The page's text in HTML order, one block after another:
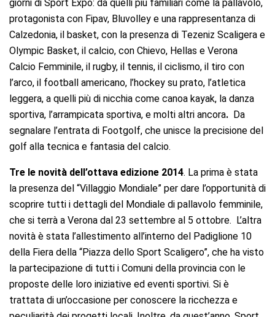
giorni di Sport Expo: da quelli più familiari come la pallavolo,
protagonista con Fipav, Bluvolley e una rappresentanza di
Calzedonia, il basket, con la presenza di Tezeniz Scaligera e
Olympic Basket, il calcio, con Chievo, Hellas e Verona
Calcio Femminile, il rugby, il tennis, il ciclismo, il tiro con
l’arco, il football americano, l’hockey su prato, l’atletica
leggera, a quelli più di nicchia come canoa kayak, la danza
sportiva, l’arrampicata sportiva, e molti altri ancora. Da
segnalare l’entrata di Footgolf, che unisce la precisione del
golf alla tecnica e fantasia del calcio.
Tre le novità dell’ottava edizione 2014. La prima è stata
la presenza del “Villaggio Mondiale” per dare l’opportunità di
scoprire tutti i dettagli del Mondiale di pallavolo femminile,
che si terrà a Verona dal 23 settembre al 5 ottobre. L’altra
novità è stata l’allestimento all’interno del Padiglione 10
della Fiera della “Piazza dello Sport Scaligero”, che ha visto
la partecipazione di tutti i Comuni della provincia con le
proposte delle loro iniziative ed eventi sportivi. Si è
trattata di un’occasione per conoscere la ricchezza e